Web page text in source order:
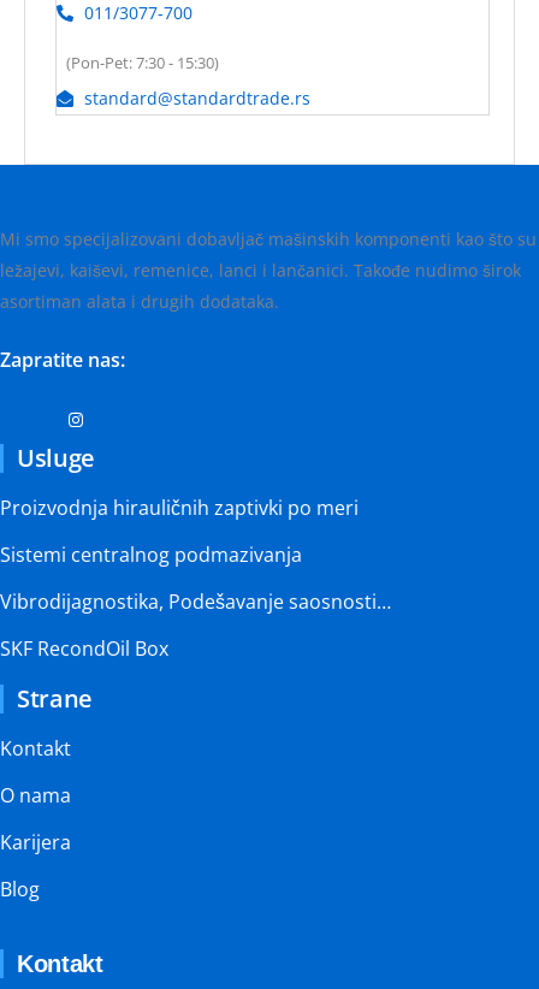
011/3077-700
(Pon-Pet: 7:30 - 15:30)
standard@standardtrade.rs
Mi smo specijalizovani dobavljač mašinskih komponenti kao što su
ležajevi, kaiševi, remenice, lanci i lančanici. Takođe nudimo širok
asortiman alata i drugih dodataka.
Zapratite nas:
Usluge
Proizvodnja hirauličnih zaptivki po meri
Sistemi centralnog podmazivanja
Vibrodijagnostika, Podešavanje saosnosti…
SKF RecondOil Box
Strane
Kontakt
O nama
Karijera
Blog
Kontakt